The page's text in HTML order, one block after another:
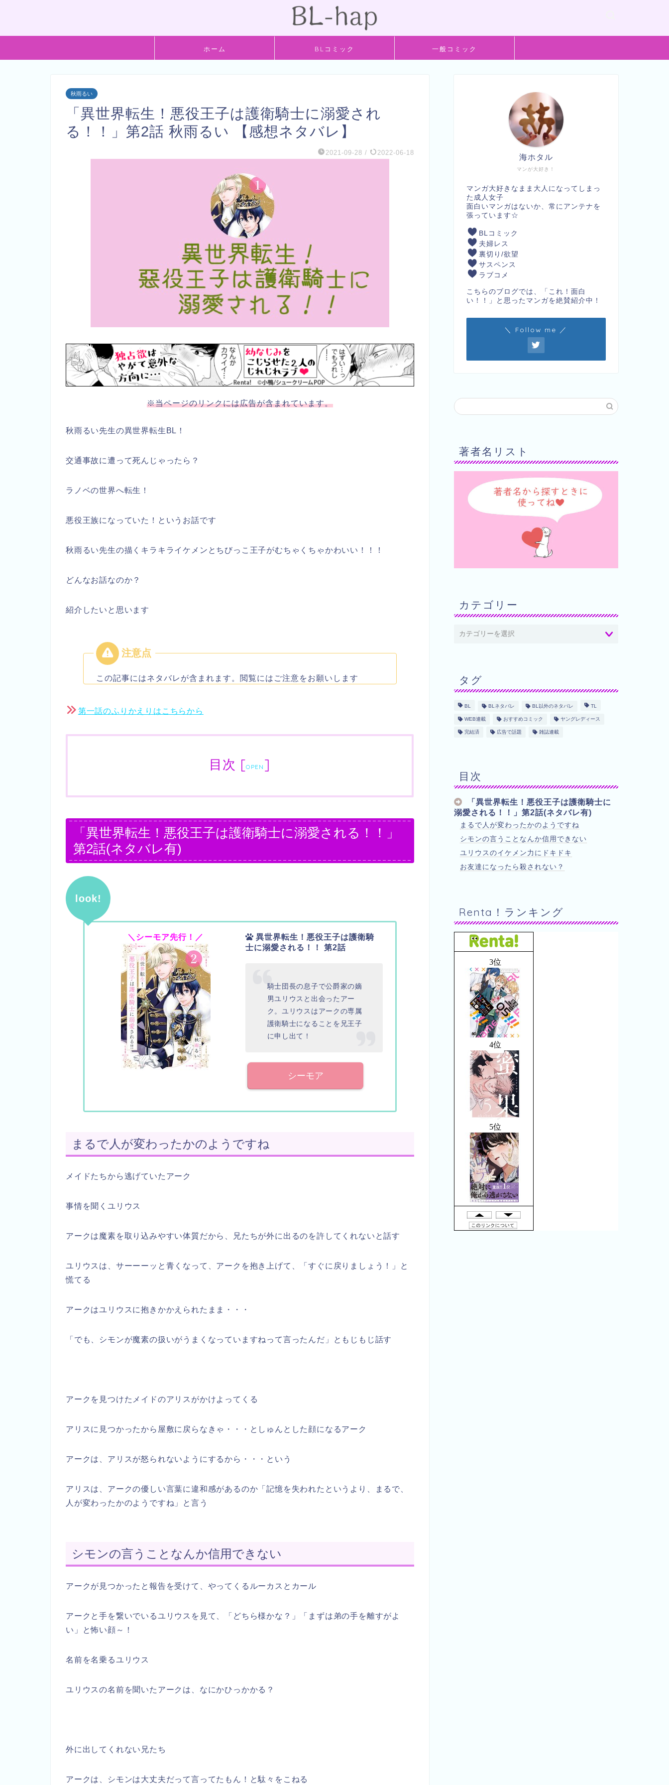
ホーム BLコミック 一般コミック
秋雨るい
「異世界転生！悪役王子は護衛騎士に溺愛され
る！！」第2話 秋雨るい 【感想ネタバレ】
2021-09-28 / 2022-06-18
※当ページのリンクには広告が含まれています。
秋雨るい先生の異世界転生BL！
交通事故に遭って死んじゃったら？
ラノベの世界へ転生！
悪役王族になっていた！というお話です
秋雨るい先生の描くキラキライケメンとちびっこ王子がむちゃくちゃかわいい！！！
どんなお話なのか？
紹介したいと思います
この記事にはネタバレが含まれます。閲覧にはご注意をお願いします
第一話のふりかえりはこちらから
目次 [OPEN ]
「異世界転生！悪役王子は護衛騎士に溺愛される！！」
第2話(ネタバレ有)
look!
＼シーモア先行！／
異世界転生！悪役王子は護衛騎
士に溺愛される！！ 第2話
騎士団長の息子で公爵家の嫡
男ユリウスと出会ったアー
ク。ユリウスはアークの専属
護衛騎士になることを兄王子
に申し出て！
シーモア
まるで人が変わったかのようですね
メイドたちから逃げていたアーク
事情を聞くユリウス
アークは魔素を取り込みやすい体質だから、兄たちが外に出るのを許してくれないと話す
ユリウスは、サーーーッと青くなって、アークを抱き上げて、「すぐに戻りましょう！」と
慌てる
アークはユリウスに抱きかかえられたまま・・・
「でも、シモンが魔素の扱いがうまくなっていますねって言ったんだ」ともじもじ話す
アークを見つけたメイドのアリスがかけよってくる
アリスに見つかったから屋敷に戻らなきゃ・・・としゅんとした顔になるアーク
アークは、アリスが怒られないようにするから・・・という
アリスは、アークの優しい言葉に違和感があるのか「記憶を失われたというより、まるで、
人が変わったかのようですね」と言う
シモンの言うことなんか信用できない
アークが見つかったと報告を受けて、やってくるルーカスとカール
アークと手を繋いでいるユリウスを見て、「どちら様かな？」「まずは弟の手を離すがよ
い」と怖い顔～！
名前を名乗るユリウス
ユリウスの名前を聞いたアークは、なにかひっかかる？
外に出してくれない兄たち
アークは、シモンは大丈夫だって言ってたもん！と駄々をこねる
マンが大好き！
海ホタル
マンガ大好きなまま大人になってしまっ
た成人女子
面白いマンガはないか、常にアンテナを
張っています☆
BLコミック
夫婦レス
裏切り/欲望
サスペンス
ラブコメ
こちらのブログでは、「これ！面白
い！！」と思ったマンガを絶賛紹介中！
＼ Follow me ／
著者名リスト
カテゴリー
タグ
BL BLネタバレ BL以外のネタバレ TL
WEB連載 おすすめコミック ヤングレディース
完結済 広告で話題 雑誌連載
目次
「異世界転生！悪役王子は護衛騎士に
溺愛される！！」第2話(ネタバレ有)
まるで人が変わったかのようですね
シモンの言うことなんか信用できない
ユリウスのイケメン力にドキドキ
お友達になったら殺されない？
Renta！ランキング